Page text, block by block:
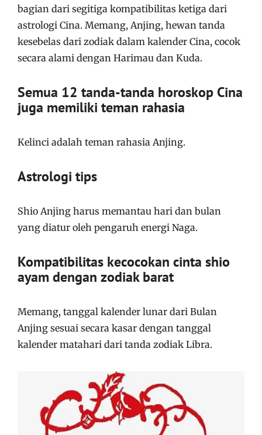
bagian dari segitiga kompatibilitas ketiga dari
astrologi Cina. Memang, Anjing, hewan tanda
kesebelas dari zodiak dalam kalender Cina, cocok
secara alami dengan Harimau dan Kuda.
Semua 12 tanda-tanda horoskop Cina
juga memiliki teman rahasia
Kelinci adalah teman rahasia Anjing.
Astrologi tips
Shio Anjing harus memantau hari dan bulan
yang diatur oleh pengaruh energi Naga.
Kompatibilitas kecocokan cinta shio
ayam dengan zodiak barat
Memang, tanggal kalender lunar dari Bulan
Anjing sesuai secara kasar dengan tanggal
kalender matahari dari tanda zodiak Libra.